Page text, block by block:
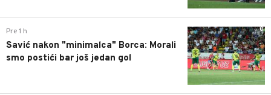
0
Pre 1 h
Savić nakon "minimalca" Borca: Morali
smo postići bar još jedan gol